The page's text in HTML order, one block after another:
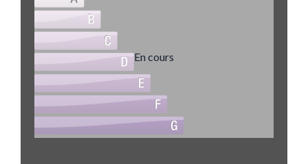
En cours